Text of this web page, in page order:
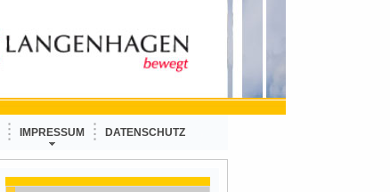
IMPRESSUM DATENSCHUTZ